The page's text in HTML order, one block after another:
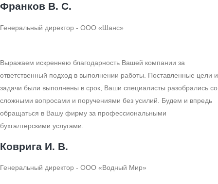
Франков В. С.
Генеральный директор - ООО «Шанс»
Выражаем искреннею благодарность Вашей компании за
ответственный подход в выполнении работы. Поставленные цели и
задачи были выполнены в срок, Ваши специалисты разобрались со
сложными вопросами и поручениями без усилий. Будем и впредь
обращаться в Вашу фирму за профессиональными
бухгалтерскими услугами.
Коврига И. В.
Генеральный директор - ООО «Водный Мир»